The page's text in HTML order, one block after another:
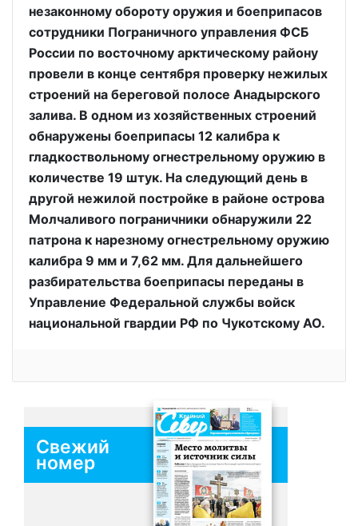
незаконному обороту оружия и боеприпасов
сотрудники Пограничного управления ФСБ
России по восточному арктическому району
провели в конце сентября проверку нежилых
строений на береговой полосе Анадырского
залива. В одном из хозяйственных строений
обнаружены боеприпасы 12 калибра к
гладкоствольному огнестрельному оружию в
количестве 19 штук. На следующий день в
другой нежилой постройке в районе острова
Молчаливого пограничники обнаружили 22
патрона к нарезному огнестрельному оружию
калибра 9 мм и 7,62 мм. Для дальнейшего
разбирательства боеприпасы переданы в
Управление Федеральной службы войск
национальной гвардии РФ по Чукотскому АО.
Свежий
номер